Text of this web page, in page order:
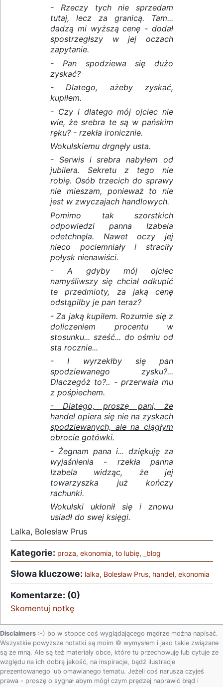
- Rzeczy tych nie sprzedam
tutaj, lecz za granicą. Tam...
dadzą mi wyższą cenę - dodał
spostrzegłszy w jej oczach
zapytanie.
- Pan spodziewa się dużo
zyskać?
- Dlatego, ażeby zyskać,
kupiłem.
- Czy i dlatego mój ojciec nie
wie, że srebra te są w pańskim
ręku? - rzekła ironicznie.
Wokulskiemu drgnęły usta.
- Serwis i srebra nabyłem od
jubilera. Sekretu z tego nie
robię. Osób trzecich do sprawy
nie mieszam, ponieważ to nie
jest w zwyczajach handlowych.
Pomimo tak szorstkich
odpowiedzi panna Izabela
odetchnęła. Nawet oczy jej
nieco pociemniały i straciły
połysk nienawiści.
- A gdyby mój ojciec
namyśliwszy się chciał odkupić
te przedmioty, za jaką cenę
odstąpiłby je pan teraz?
- Za jaką kupiłem. Rozumie się z
doliczeniem procentu w
stosunku... sześć... do ośmiu od
sta rocznie...
- I wyrzekłby się pan
spodziewanego zysku?...
Dlaczegóż to?.. - przerwała mu
z pośpiechem.
- Dlatego, proszę pani, że
handel opiera się nie na zyskach
spodziewanych, ale na ciągłym
obrocie gotówki.
- Żegnam pana i... dziękuję za
wyjaśnienia - rzekła panna
Izabela widząc, że jej
towarzyszka już kończy
rachunki.
Wokulski ukłonił się i znowu
usiadł do swej księgi.
Lalka, Bolesław Prus
Kategorie: proza, ekonomia, to lubię, _blog
Słowa kluczowe: lalka, Bolesław Prus, handel, ekonomia
Komentarze: (0)
Skomentuj notkę
Disclaimers :-) bo w stopce coś wyglądającego mądrze można napisać.
Wszystkie powyższe notatki są moim © wymysłem i jako takie związane
są ze mną. Ale są też materiały obce, które tu przechowuję lub cytuje ze
względu na ich dobrą jakość, na inspiracje, bądź ilustracje
prezentowanego lub omawianego tematu. Jeżeli coś narusza czyjeś
prawa - proszę o sygnał abym mógł czym prędzej naprawić błąd i